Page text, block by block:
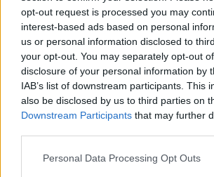
opt-out request is processed you may
interest-based ads based on personal
us or personal information disclosed to
your opt-out. You may separately opt-out
disclosure of your personal information by
IAB’s list of downstream participants. This
also be disclosed by us to third parties on
Downstream Participants that may further
Personal Data Processing Opt Outs
σχολιάζοντας τις δηλώσεις που
22χρονος στους αστυνομικούς
του.
Gambian Man Stabs 55-Year-
Man 20 Times In Random
Outside Quiet Milan Bar.
https://t.co/ZQI0MEviLK